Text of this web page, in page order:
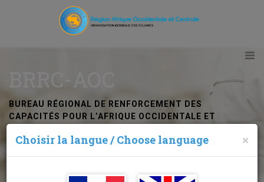
BRRC-AOC
BUREAU RÉGIONAL DE RENFORCEMENT DES
CAPACITÉS POUR L’AFRIQUE OCCIDENTALE ET
Choisir la langue / Choose language ×